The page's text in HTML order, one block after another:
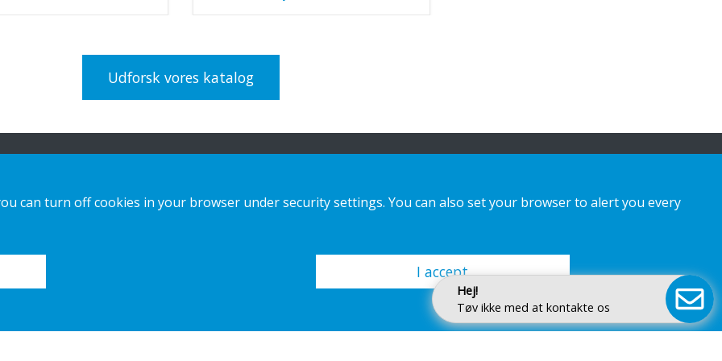
Udforsk vores katalog
Hej!
Tøv ikke med at kontakte os
can turn off cookies in your browser under security settings. You can also set your browser to alert you every
I accept